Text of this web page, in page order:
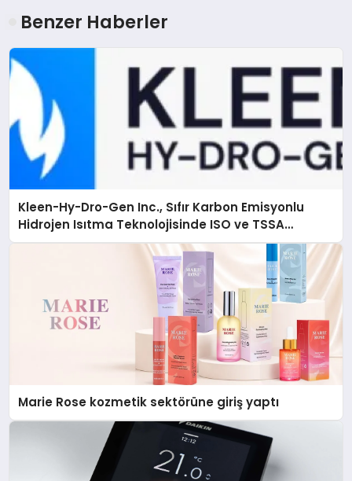
Benzer Haberler
Kleen-Hy-Dro-Gen Inc., Sıfır Karbon Emisyonlu
Hidrojen Isıtma Teknolojisinde ISO ve TSSA
Düzenleyici Onaylarını Aldı
Marie Rose kozmetik sektörüne giriş yaptı